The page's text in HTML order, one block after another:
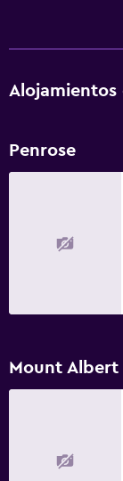
Alojamientos
Penrose
Mount Albert